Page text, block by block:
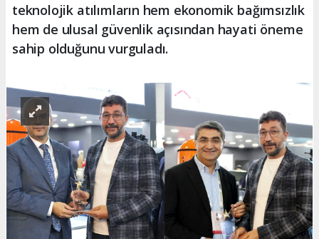
teknolojik atılımların hem ekonomik bağımsızlık
hem de ulusal güvenlik açısından hayati öneme
sahip olduğunu vurguladı.